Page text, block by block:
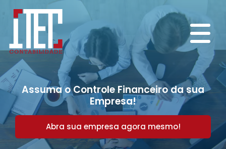
Assuma o Controle Financeiro da sua
Empresa!
Abra sua empresa agora mesmo!